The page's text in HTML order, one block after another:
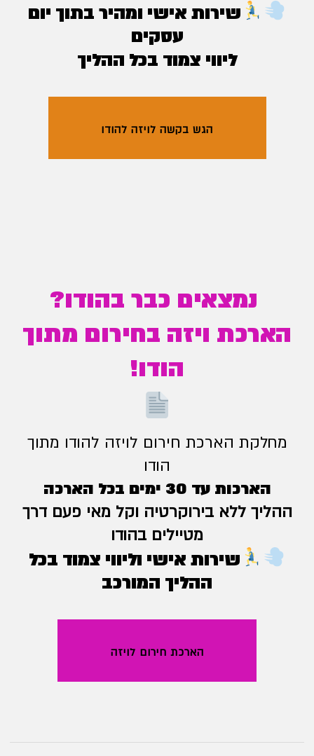
שירות אישי ומהיר בתוך יום
עסקים
ליווי צמוד בכל ההליך
הגש בקשה לויזה להודו
נמצאים כבר בהודו?
הארכת ויזה בחירום מתוך
הודו!
מחלקת הארכת חירום לויזה להודו מתוך
הודו
הארכות עד 30 ימים בכל הארכה
ההליך ללא בירוקרטיה וקל מאי פעם דרך
מטיילים בהודו
שירות אישי וליווי צמוד בכל
ההליך המורכב
הארכת חירום לויזה